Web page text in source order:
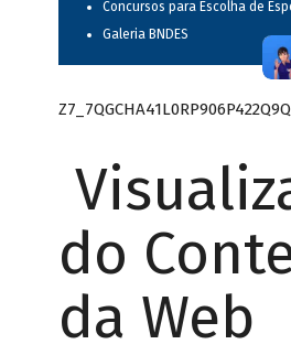
Concursos para Escolha de
Galeria BNDES
do
da Web